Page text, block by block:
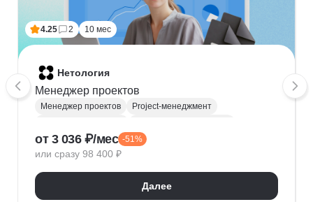
4.25 2 10 мес
Нетология
Менеджер проектов
Менеджер проектов
Project-менеджмент
Нейронные сети
Управление рисками
Kanban
Scrum
Управление проектами
Тайм-менеджмент
Управление удаленной командой
от 3 036 ₽/мес -51%
или сразу 98 400 ₽
Далее